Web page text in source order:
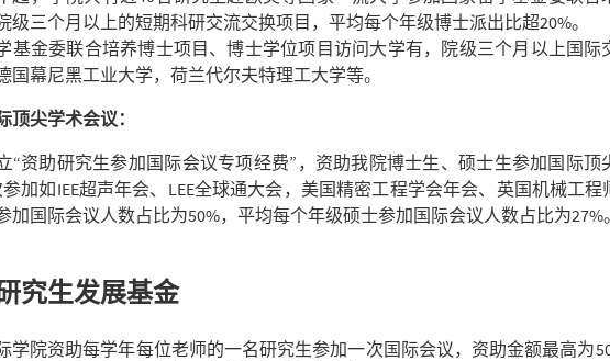
级三个月以上的短期科研交流交换项目，平均每个年级博士派出比超20%。
基金委联合培养博士项目、博士学位项目访问大学有，院级三个月以上国
国幕尼黑工业大学，荷兰代尔夫特理工大学等。
顶尖学术会议：
“资助研究生参加国际会议专项经费”，资助我院博士生、硕士生参加国际顶
加如IEE超声年会、 LEE全球通大会，美国精密工程学会年会、英国机械工
加国际会议人数占比为50%，平均每个年级硕士参加国际会议人数占比为27%。
究生发展基金
学院资助每学年每位老师的一名研究生参加一次国际会议，资助金额最高为